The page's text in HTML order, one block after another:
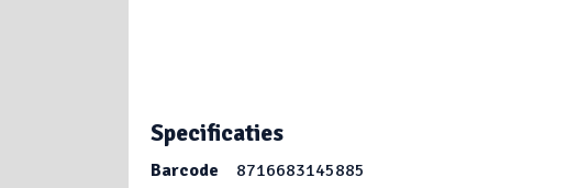
Specificaties
Barcode
8716683145885